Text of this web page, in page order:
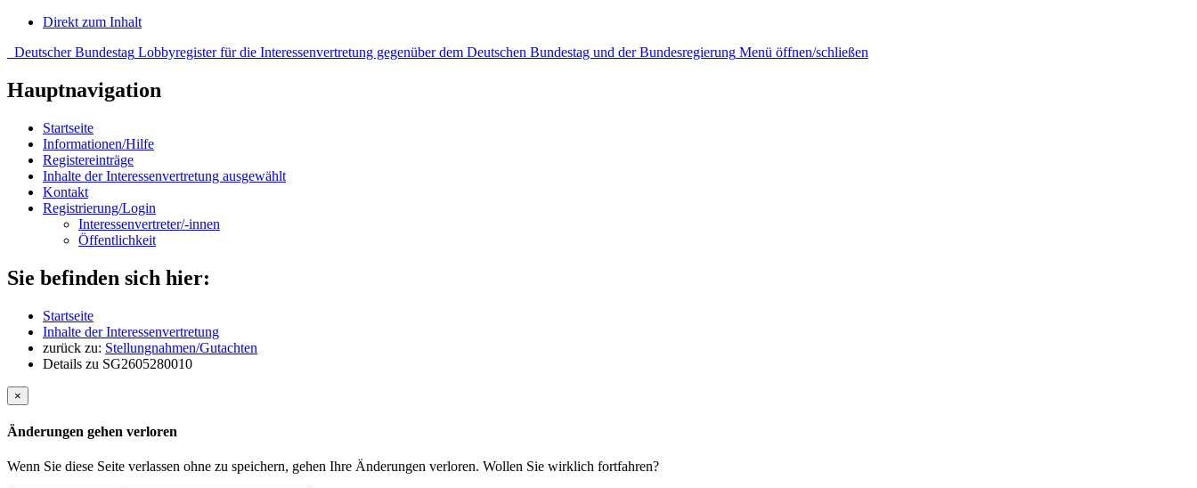
Direkt zum Inhalt
Deutscher Bundestag Lobbyregister für die Interessenvertretung gegenüber dem Deutschen Bundestag und der Bundesregierung Menü öffnen/schließen
Hauptnavigation
Startseite
Informationen/Hilfe
Registereinträge
Inhalte der Interessenvertretung ausgewählt
Kontakt
Registrierung/Login
Interessen­vertreter/‑innen
Öffentlichkeit
Sie befinden sich hier:
Startseite
Inhalte der Interessenvertretung
zurück zu: Stellungnahmen/Gutachten
Details zu SG2605280010
×
Änderungen gehen verloren
Wenn Sie diese Seite verlassen ohne zu speichern, gehen Ihre Änderungen verloren. Wollen Sie wirklich fortfahren?